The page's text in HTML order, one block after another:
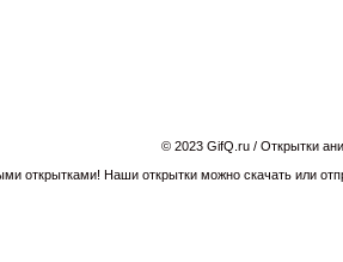
© 2023 GifQ.ru / Открытки
открытками! Наши открытки можно скачать или